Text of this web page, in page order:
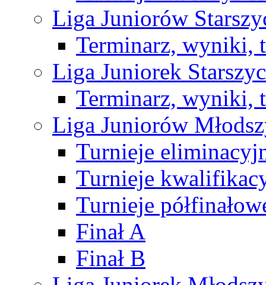
Liga Juniorów
Terminarz, wyniki,
Liga Juniorek
Terminarz, wyniki,
Liga Juniorów
Turnieje
Turnieje
Turnieje
Finał A
Finał B